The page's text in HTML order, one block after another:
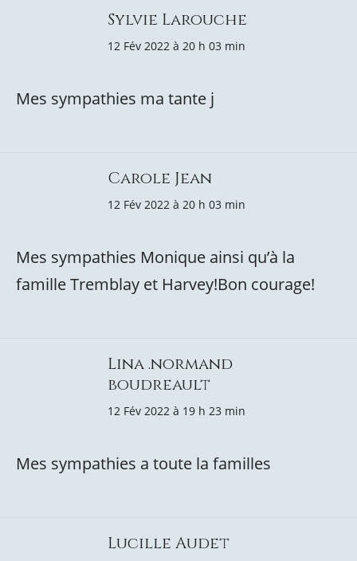
Sylvie Larouche
12 Fév 2022 à 20 h 03 min
Mes sympathies ma tante j
Carole Jean
12 Fév 2022 à 20 h 03 min
Mes sympathies Monique ainsi qu’à la
famille Tremblay et Harvey!Bon courage!
Lina .normand
boudreault
12 Fév 2022 à 19 h 23 min
Mes sympathies a toute la familles
Lucille Audet